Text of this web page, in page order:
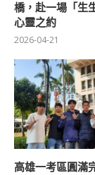
橋，赴一場「生
心靈之約
2026-04-21
高雄一考區圓滿